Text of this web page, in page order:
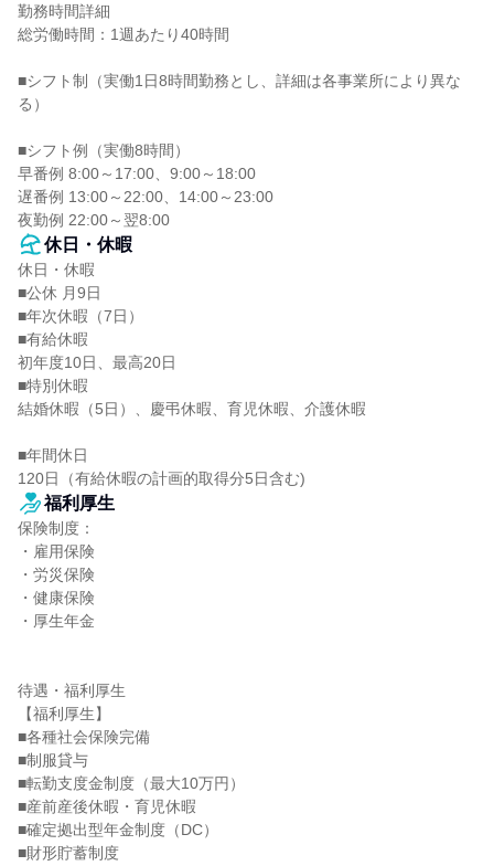
勤務時間詳細
総労働時間：1週あたり40時間
■シフト制（実働1日8時間勤務とし、詳細は各事業所により異な
る）
■シフト例（実働8時間）
早番例 8:00～17:00、9:00～18:00
遅番例 13:00～22:00、14:00～23:00
夜勤例 22:00～翌8:00
休日・休暇
休日・休暇
■公休 月9日
■年次休暇（7日）
■有給休暇
初年度10日、最高20日
■特別休暇
結婚休暇（5日）、慶弔休暇、育児休暇、介護休暇
■年間休日
120日（有給休暇の計画的取得分5日含む)
福利厚生
保険制度：
・雇用保険
・労災保険
・健康保険
・厚生年金
待遇・福利厚生
【福利厚生】
■各種社会保険完備
■制服貸与
■転勤支度金制度（最大10万円）
■産前産後休暇・育児休暇
■確定拠出型年金制度（DC）
■財形貯蓄制度